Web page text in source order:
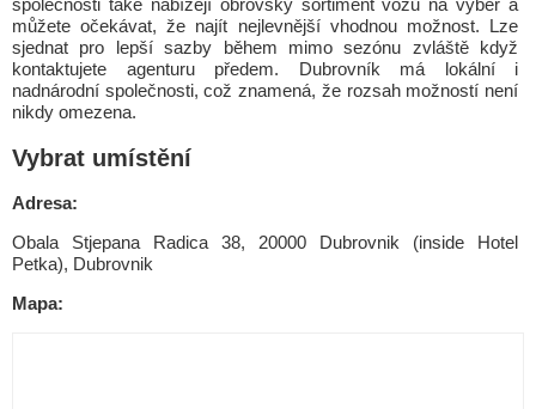
společnosti také nabízejí obrovský sortiment vozů na výběr a
můžete očekávat, že najít nejlevnější vhodnou možnost. Lze
sjednat pro lepší sazby během mimo sezónu zvláště když
kontaktujete agenturu předem. Dubrovník má lokální i
nadnárodní společnosti, což znamená, že rozsah možností není
nikdy omezena.
Vybrat umístění
Adresa:
Obala Stjepana Radica 38, 20000 Dubrovnik (inside Hotel
Petka), Dubrovnik
Mapa: